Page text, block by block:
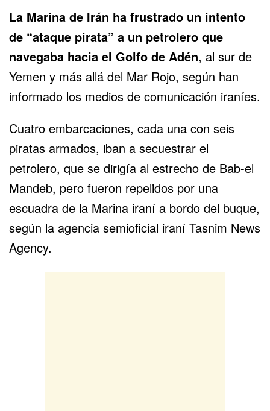
La Marina de Irán ha frustrado un intento
de “ataque pirata” a un petrolero que
navegaba hacia el Golfo de Adén, al sur de
Yemen y más allá del Mar Rojo, según han
informado los medios de comunicación iraníes.
Cuatro embarcaciones, cada una con seis
piratas armados, iban a secuestrar el
petrolero, que se dirigía al estrecho de Bab-el
Mandeb, pero fueron repelidos por una
escuadra de la Marina iraní a bordo del buque,
según la agencia semioficial iraní Tasnim News
Agency.